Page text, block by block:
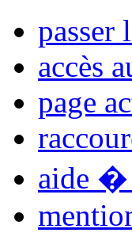
passer
accès
page
aide �